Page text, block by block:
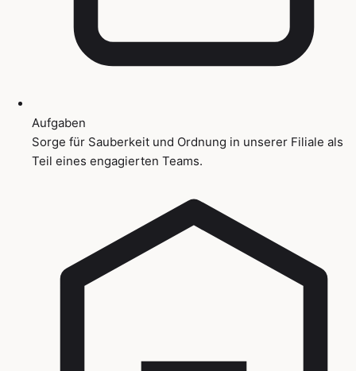
Aufgaben
Sorge für Sauberkeit und Ordnung in unserer Filiale als
Teil eines engagierten Teams.